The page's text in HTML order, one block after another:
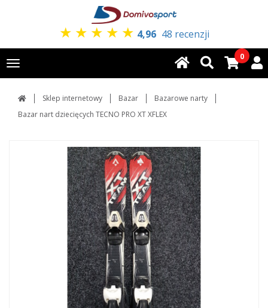
★ ★ ★ ★ ★ 4,96 48 recenzji
Toggle
navigation
0
Sklep internetowy Bazar
Bazarowe narty
Bazar nart dziecięcych TECNO PRO XT XFLEX